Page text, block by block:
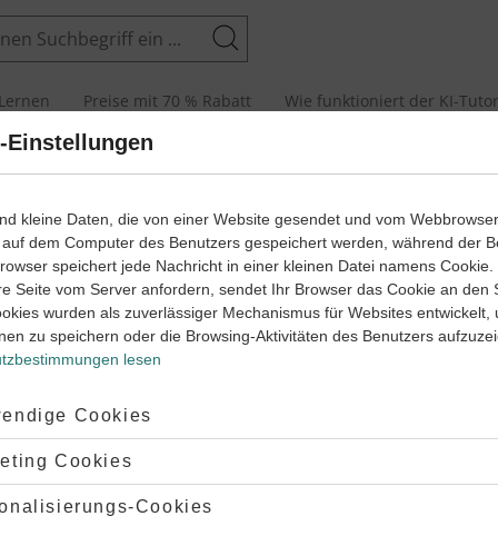
Suchen
Preise mit 70 % Rabatt Wie funktioniert der KI-Tutor
ausgedrückt. Hier erklären wir dir, wie du
zwischensome
bedeutet „einige“ oder „etwas“.Anysteht vor allem in
du dir in unseren Lernwegen ansehen. Fühlst du dich fit,
Einstellungen
kleine Daten, die von einer Website gesendet und vom
dem Computer des Benutzers gespeichert werden, während der
speichert jede Nachricht in einer kleinen Datei namens Cookie.
Seite vom Server anfordern, sendet Ihr Browser das Cookie an den
wurden als zuverlässiger Mechanismus für Websites entwickelt,
zu speichern oder die Browsing-Aktivitäten des Benutzers
lesen
Cookies
Cookies
Cookies